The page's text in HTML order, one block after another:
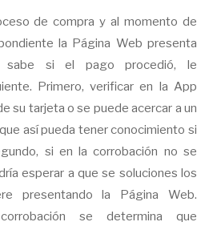
de compra y al momento de
la Página Web presenta
si el pago procedió, le
Primero, verificar en la App
su tarjeta o se puede acercar a un
así pueda tener conocimiento si
si en la corrobación no se
esperar a que se soluciones los
presentando la Página Web.
se determina que